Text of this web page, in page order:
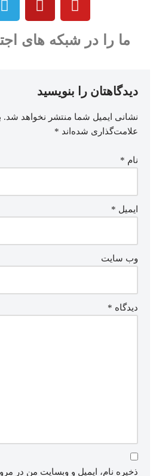
ما را در شبکه های
دیدگاهتان را بنویسید
نشانی ایمیل شما منتشر نخواهد شد.
علامت‌گذاری شده‌اند *
نام *
ایمیل *
وب‌ سایت
دیدگاه *
ذخیره نام، ایمیل و وبسایت من در